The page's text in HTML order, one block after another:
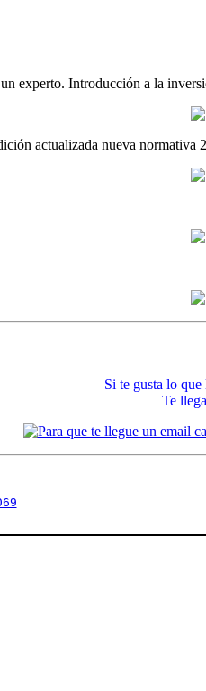
experto. Introducción a la
actualizada nueva normativa
Si te gusta lo
Te